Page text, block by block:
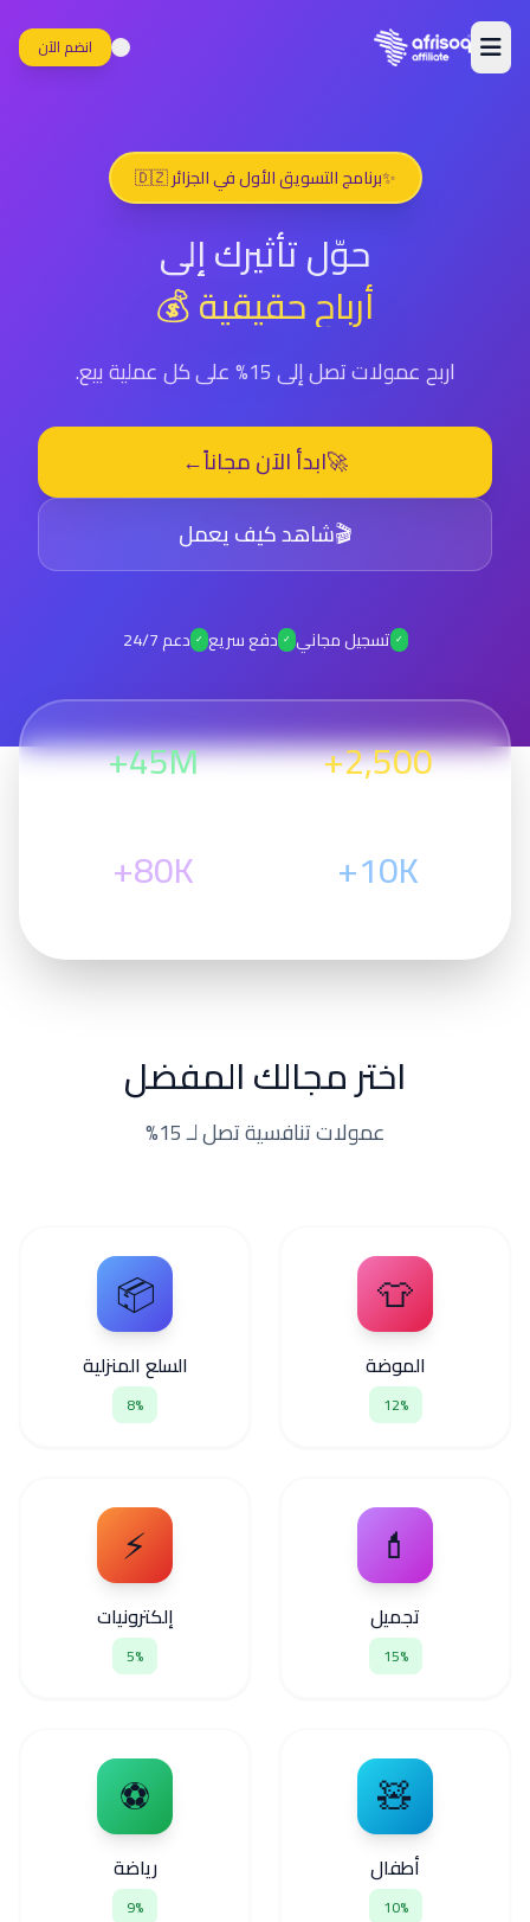
انضم الآن
✨برنامج التسويق الأول في الجزائر 🇩🇿
حوّل تأثيرك إلى
أرباح حقيقية 💰
اربح عمولات تصل إلى 15% على كل عملية بيع.
🚀ابدأ الآن مجاناً←
🎬شاهد كيف يعمل
✓ تسجيل مجاني ✓ دفع سريع ✓ دعم 24/7
2,500+
45M+
10K+
80K+
اختر مجالك المفضل
عمولات تنافسية تصل لـ 15%
👕
الموضة
12%
📦
السلع المنزلية
8%
💄
تجميل
15%
⚡
إلكترونيات
5%
🧸
أطفال
10%
⚽
رياضة
9%